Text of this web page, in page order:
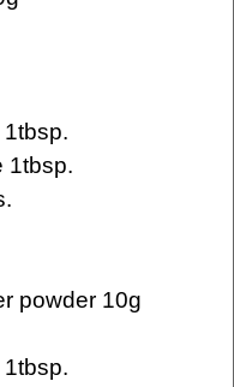
1tbsp.
powder 10g